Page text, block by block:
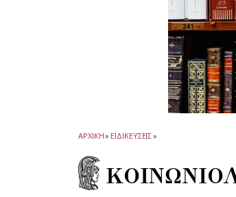
ΑΡΧΙΚΗ» ΕΙΔΙΚΕΥΣΕΙΣ»